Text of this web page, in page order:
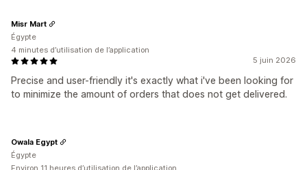
5 juin 2026
Precise and user-friendly it's exactly what i've been looking for
to minimize the amount of orders that does not get delivered.
Misr Mart
Égypte
4 minutes d’utilisation de l’application
Owala Egypt
Égypte